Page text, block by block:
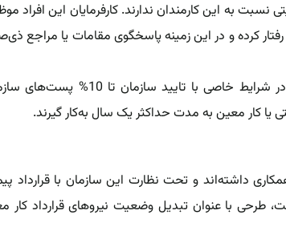
به این کارمندان ندارند. کارفرمایان این افراد
کرده و در این زمینه پاسخگوی مقامات یا مراجع
، دستگاه‌‌های اجرایی می‌توانند در شرایط خاصی با تایید سازمان تا
کار معین به مدت حداکثر یک سال به‌کار گیرند.
داشته‌اند و تحت نظارت این سازمان با قرارداد
طرحی با عنوان تبدیل وضعیت نیروهای قرارداد کار